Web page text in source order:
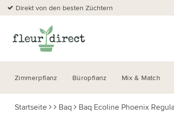
Direkt von den besten Züchtern
Zimmerpflanz Büropflanz Mix & Match
Startseite Baq Baq Ecoline Phoenix